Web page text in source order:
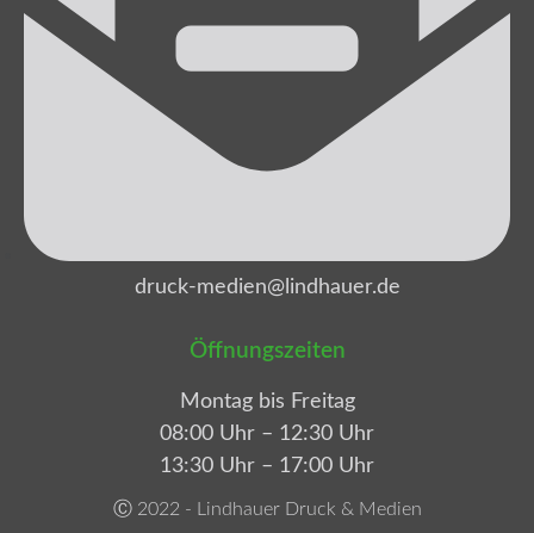
druck-medien@lindhauer.de
Öffnungszeiten
Montag bis Freitag
08:00 Uhr – 12:30 Uhr
13:30 Uhr – 17:00 Uhr
Ⓒ 2022 - Lindhauer Druck & Medien